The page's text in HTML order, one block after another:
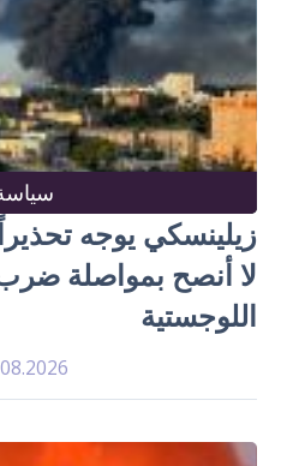
زيلينسكي يوجه
لا أنصح بمواصلة
اللوجستية